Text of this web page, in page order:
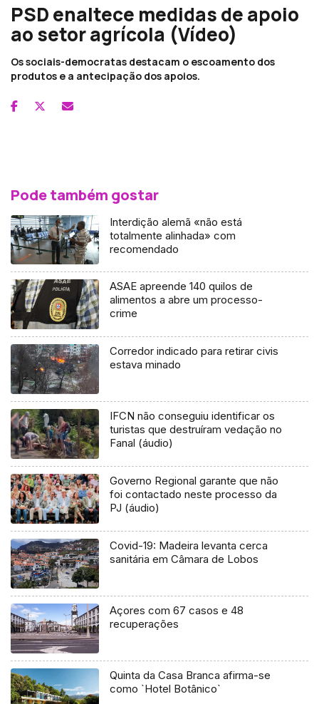
PSD enaltece medidas de apoio
ao setor agrícola (Vídeo)
Os sociais-democratas destacam o escoamento dos
produtos e a antecipação dos apoios.
Pode também gostar
Interdição alemã «não está
totalmente alinhada» com
recomendado
ASAE apreende 140 quilos de
alimentos a abre um processo-
crime
Corredor indicado para retirar civis
estava minado
IFCN não conseguiu identificar os
turistas que destruíram vedação no
Fanal (áudio)
Governo Regional garante que não
foi contactado neste processo da
PJ (áudio)
Covid-19: Madeira levanta cerca
sanitária em Câmara de Lobos
Açores com 67 casos e 48
recuperações
Quinta da Casa Branca afirma-se
como `Hotel Botânico`